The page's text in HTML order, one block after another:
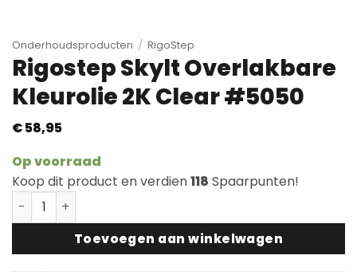
Onderhoudsproducten / RigoStep
Rigostep Skylt Overlakbare
Kleurolie 2K Clear #5050
€58,95
Op voorraad
Koop dit product en verdien118 Spaarpunten!
Rigostep Skylt Overlakbare Kleurolie 2K Clear #5050
Toevoegen aan winkelwagen